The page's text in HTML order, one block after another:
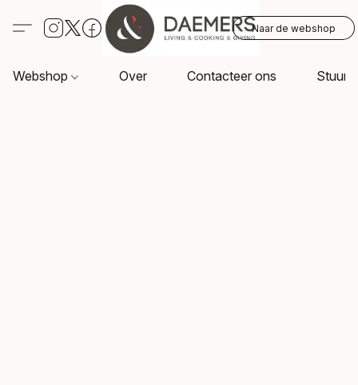
Naar de webshop
Webshop Over Contacteer ons Stuur